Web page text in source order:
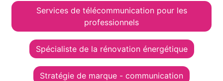
Services de télécommunication pour les
professionnels
Spécialiste de la rénovation énergétique
Stratégie de marque - communication